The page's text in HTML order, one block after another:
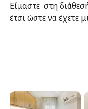
Είμαστε στη
έτσι ώστε να έχετε